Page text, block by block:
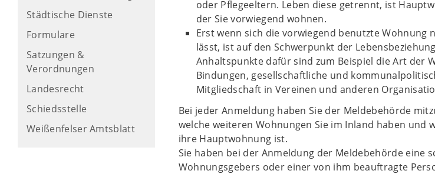
Städtische Dienste
Formulare
Satzungen &
Verordnungen
Landesrecht
Schiedsstelle
Weißenfelser Amtsblatt
oder Pflegeeltern. Leben diese getrennt, ist
der Sie vorwiegend wohnen.
Erst wenn sich die vorwiegend benutzte Wohnung
lässt, ist auf den Schwerpunkt der
Anhaltspunkte dafür sind zum Beispiel die Art der
Bindungen, gesellschaftliche und
Mitgliedschaft in Vereinen und anderen
Bei jeder Anmeldung haben Sie der Meldebehörde
welche weiteren Wohnungen Sie im Inland haben und
ihre Hauptwohnung ist.
Sie haben bei der Anmeldung der Meldebehörde eine
Wohnungsgebers oder einer von ihm beauftragte